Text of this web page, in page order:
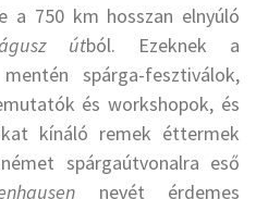
a 750 km hosszan elnyúló
útból. Ezeknek a
spárga-fesztiválok,
és workshopok, és
kínáló remek éttermek
spárgaútvonalra eső
nevét érdemes